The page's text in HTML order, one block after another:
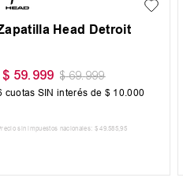
Head Detroit
$ 59. 999 $ 69.999
cuotas SIN interés de $ 10.000
sin impuestos nacionales: $ 49.585 ,95